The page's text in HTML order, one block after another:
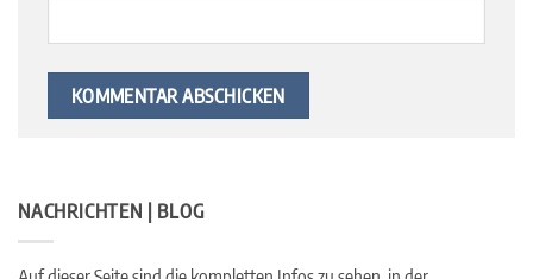
NACHRICHTEN | BLOG